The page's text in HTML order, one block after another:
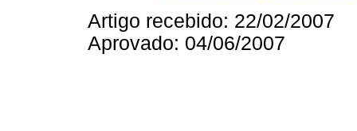
Artigo recebido: 22/02/2007
Aprovado: 04/06/2007